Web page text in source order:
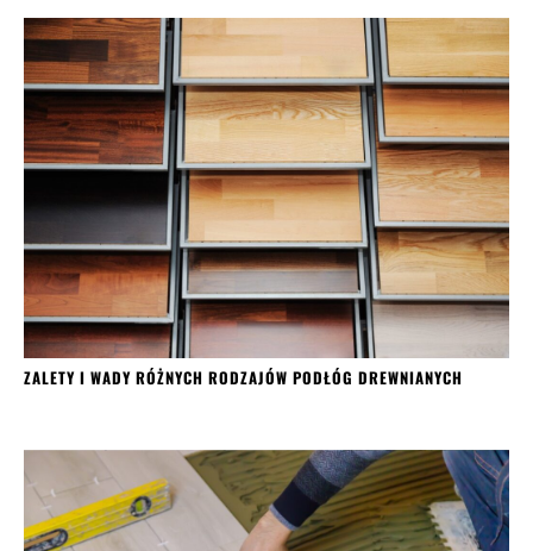
ZALETY I WADY RÓŻNYCH RODZAJÓW PODŁÓG DREWNIANYCH